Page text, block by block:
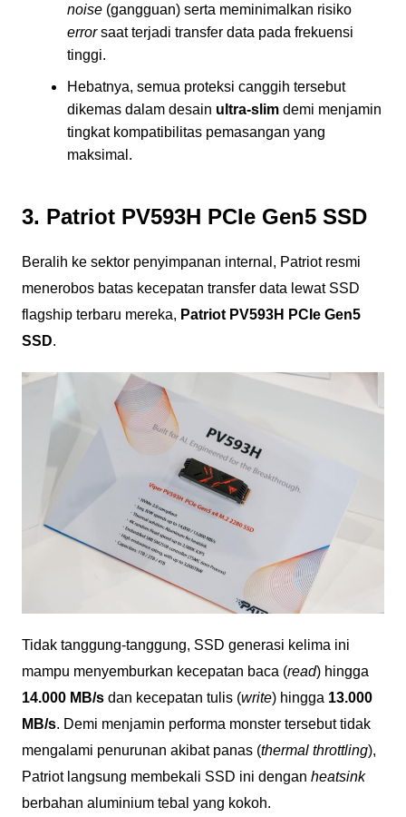
noise(gangguan) serta meminimalkan risiko
errorsaat terjadi transfer data pada frekuensi
tinggi.
Hebatnya, semua proteksi canggih tersebut
dikemas dalam desain ultra-slimdemi menjamin
tingkat kompatibilitas pemasangan yang
maksimal.
3. Patriot PV593H PCIe Gen5 SSD
Beralih ke sektor penyimpanan internal, Patriot resmi
menerobos batas kecepatan transfer data lewat SSD
flagship terbaru mereka, Patriot PV593H PCIe Gen5
SSD.
Tidak tanggung-tanggung, SSD generasi kelima ini
mampu menyemburkan kecepatan baca (read) hingga
14.000 MB/sdan kecepatan tulis (write) hingga 13.000
MB/s. Demi menjamin performa monster tersebut tidak
mengalami penurunan akibat panas (thermal throttling),
Patriot langsung membekali SSD ini dengan heatsink
berbahan aluminium tebal yang kokoh.